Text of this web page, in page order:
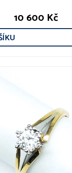
10 600 Kč